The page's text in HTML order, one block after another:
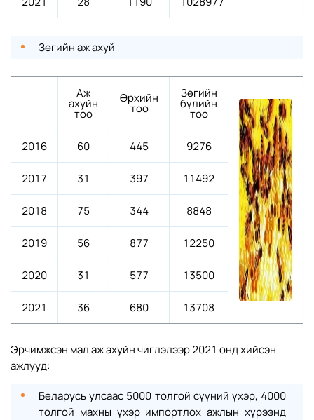
Зөгийн аж ахуй
Аж
ахуйн
тоо
Өрхийн
тоо
Зөгийн
бүлийн
тоо
2016 60 445 9276
2017 31 397 11492
2018 75 344 8848
2019 56 877 12250
2020 31 577 13500
2021 36 680 13708
Эрчимжсэн мал аж ахуйн чиглэлээр 2021 онд хийсэн
ажлууд:
Беларусь улсаас 5000 толгой сүүний үхэр, 4000
толгой махны үхэр импортлох ажлын хүрээнд